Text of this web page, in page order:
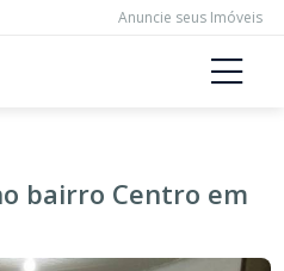
Anuncie seus Imóveis
bairro Centro em